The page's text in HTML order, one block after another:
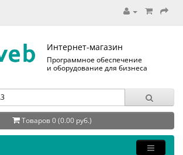
Интернет-магазин
Программное обеспечение
и оборудование для бизнеса
Товаров 0 (0.00 руб.)